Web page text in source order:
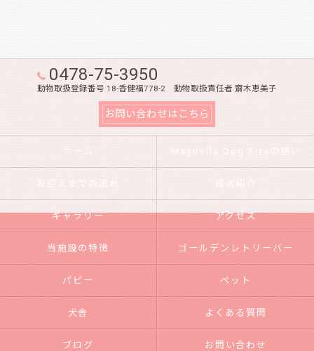
0478-75-3950
動物取扱登録番号 18-香健福778-2 動物取扱責任者 齋木恵美子
お問い合わせはこちら
ホーム Magnolia Dog Siteの想い
お迎えまでの流れ 成犬紹介
ギャラリー アクセス
当施設の特徴 ゴールデンレトリーバー
パピー ペット
犬舎 よくある質問
ブログ お問い合わせ